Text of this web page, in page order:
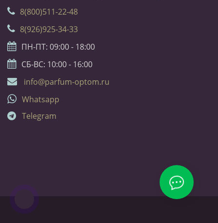
8(800)511-22-48
8(926)925-34-33
ПН-ПТ: 09:00 - 18:00
СБ-ВС: 10:00 - 16:00
info@parfum-optom.ru
Whatsapp
Telegram